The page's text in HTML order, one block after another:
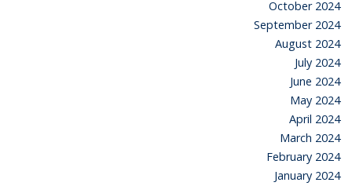
October 2024
September 2024
August 2024
July 2024
June 2024
May 2024
April 2024
March 2024
February 2024
January 2024